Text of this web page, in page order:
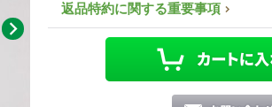
返品特約に関する重要事項